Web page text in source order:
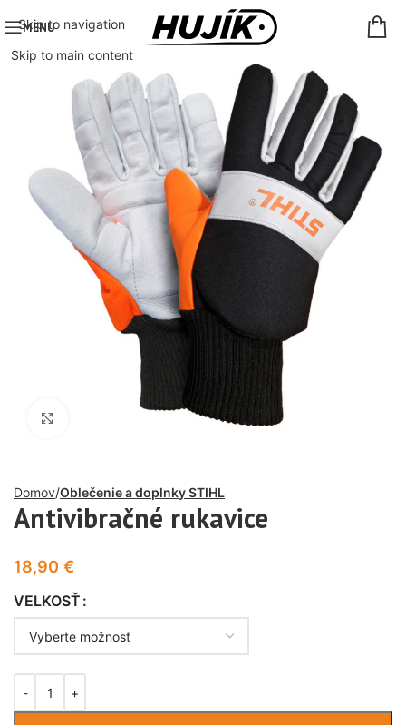
Skip to navigation
Skip to main content
MENU
Domov Oblečenie a doplnky STIHL
Antivibračné rukavice
18,90 €
VELKOSŤ